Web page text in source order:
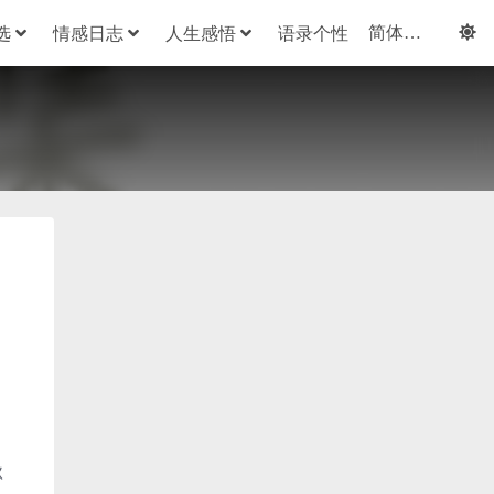
情感日志 人生感悟 语录个性